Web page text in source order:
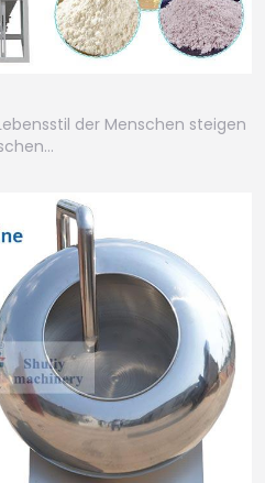
der Menschen steigen